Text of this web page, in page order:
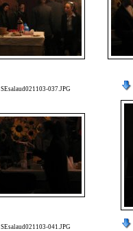
SEsalaud021103-037.JPG
SEsalaud021103-041.JPG